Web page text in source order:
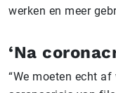
werken en meer
‘Na
“We moeten echt